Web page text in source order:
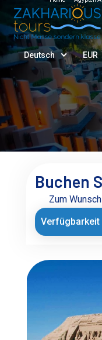
Deutsch EUR
Buchen
Zum
Verfügbarkeit